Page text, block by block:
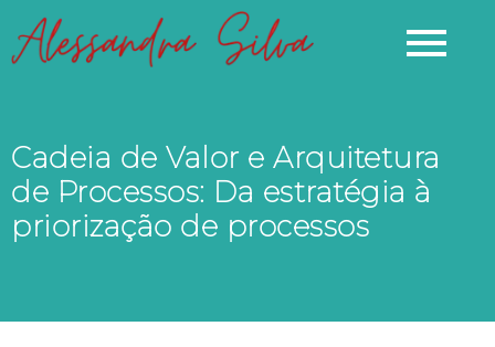
conteúdo
Cadeia de Valor e Arquitetura
de Processos: Da estratégia à
priorização de processos